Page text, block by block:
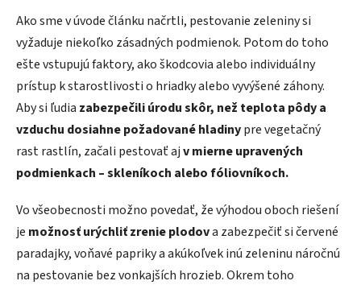
Ako sme v úvode článku načrtli, pestovanie zeleniny si
vyžaduje niekoľko zásadných podmienok. Potom do toho
ešte vstupujú faktory, ako škodcovia alebo individuálny
prístup k starostlivosti o hriadky alebo vyvýšené záhony.
Aby si ľudia zabezpečili úrodu skôr, než teplota pôdy a
vzduchu dosiahne požadované hladinypre vegetačný
rast rastlín, začali pestovať ajv mierne upravených
podmienkach – skleníkoch alebo fóliovníkoch.
Vo všeobecnosti možno povedať, že výhodou oboch riešení
je možnosť urýchliť zrenie plodova zabezpečiť si červené
paradajky, voňavé papriky a akúkoľvek inú zeleninu náročnú
na pestovanie bez vonkajších hrozieb. Okrem toho